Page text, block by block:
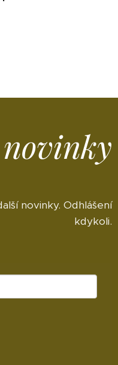
novinky. Odhlášení
kdykoli.